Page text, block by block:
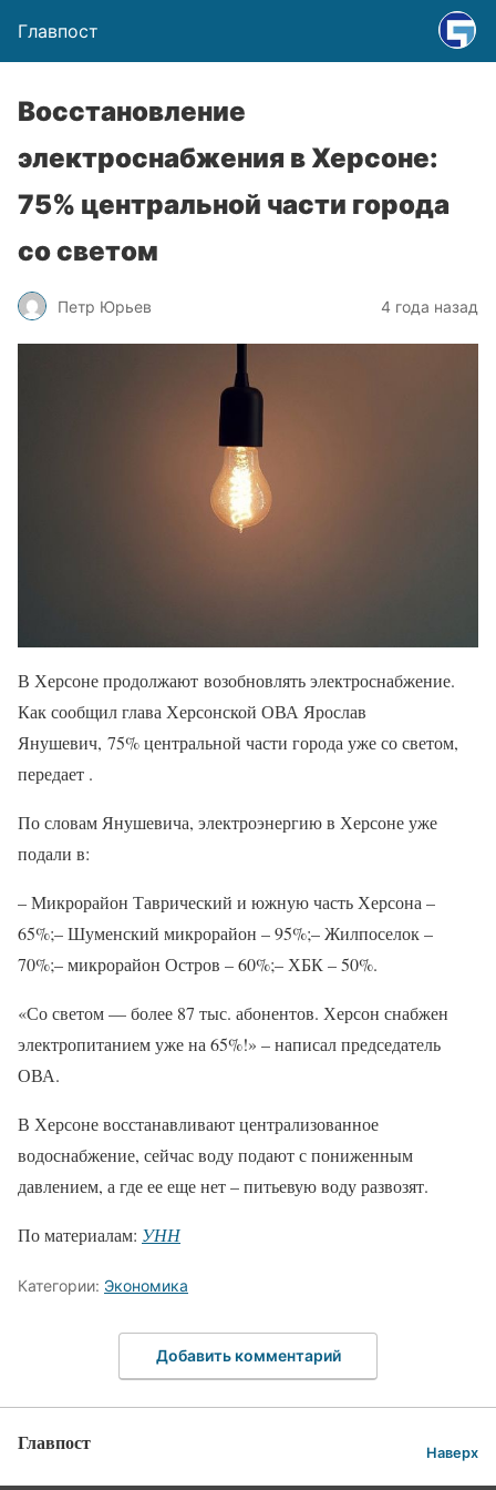
Главпост
Восстановление
электроснабжения в Херсоне:
75% центральной части города
со светом
Петр Юрьев 4 года назад
В Херсоне продолжают возобновлять электроснабжение.
Как сообщил глава Херсонской ОВА Ярослав
Янушевич, 75% центральной части города уже со светом,
передает .
По словам Янушевича, электроэнергию в Херсоне уже
подали в:
– Микрорайон Таврический и южную часть Херсона –
65%;– Шуменский микрорайон – 95%;– Жилпоселок –
70%;– микрорайон Остров – 60%;– ХБК – 50%.
«Со светом — более 87 тыс. абонентов. Херсон снабжен
электропитанием уже на 65%!» – написал председатель
ОВА.
В Херсоне восстанавливают централизованное
водоснабжение, сейчас воду подают с пониженным
давлением, а где ее еще нет – питьевую воду развозят.
По материалам: УНН
Категории: Экономика
Добавить комментарий
Главпост Наверх